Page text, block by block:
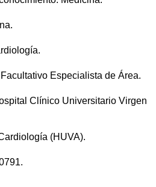
Especialista de Área.
Clínico Universitario Virgen
(HUVA).